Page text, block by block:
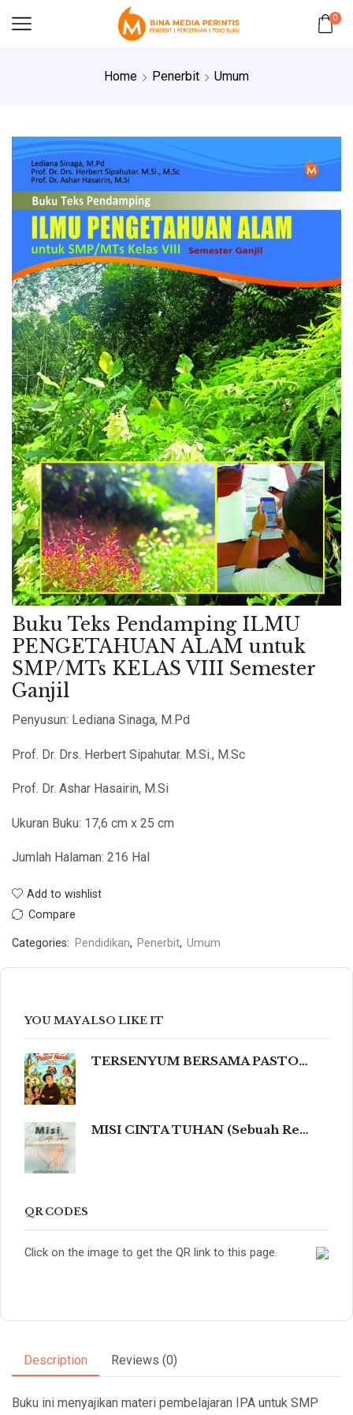
0
Home Penerbit Umum
Buku Teks Pendamping ILMU
PENGETAHUAN ALAM untuk
SMP/MTs KELAS VIII Semester
Ganjil
Penyusun: Lediana Sinaga, M.Pd
Prof. Dr. Drs. Herbert Sipahutar. M.Si., M.Sc
Prof. Dr. Ashar Hasairin, M.Si
Ukuran Buku: 17,6 cm x 25 cm
Jumlah Halaman: 216 Hal
Add to wishlist
Compare
Categories: Pendidikan, Penerbit, Umum
YOU MAY ALSO LIKE IT
TERSENYUM BERSAMA PASTOR NANDO 80 Humor Ringan tentang Iman, Kehidupan, dan Kemanusiaan
MISI CINTA TUHAN (Sebuah Refleksi Teologis dalam Cahaya Kidung Agung, Magisterium Gereja, dan Tradisi Katolik yang Mengalir dalam Keindahan Budaya serta Spiritualitas Mendalam yang Menyentuh dan Meneguhkan Hati Beriman.)
QR CODES
Click on the image to get the QR link to this page.
Description Reviews (0)
Buku ini menyajikan materi pembelajaran IPA untuk SMP